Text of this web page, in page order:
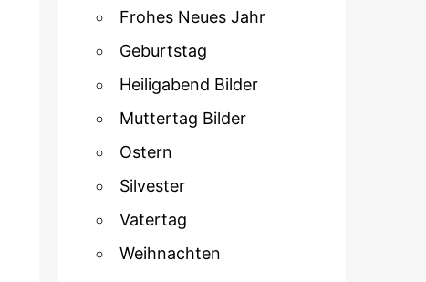
Frohes Neues Jahr
Geburtstag
Heiligabend Bilder
Muttertag Bilder
Ostern
Silvester
Vatertag
Weihnachten